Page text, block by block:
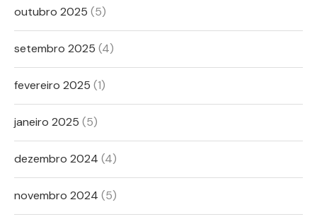
outubro 2025 (5)
setembro 2025 (4)
fevereiro 2025 (1)
janeiro 2025 (5)
dezembro 2024 (4)
novembro 2024 (5)